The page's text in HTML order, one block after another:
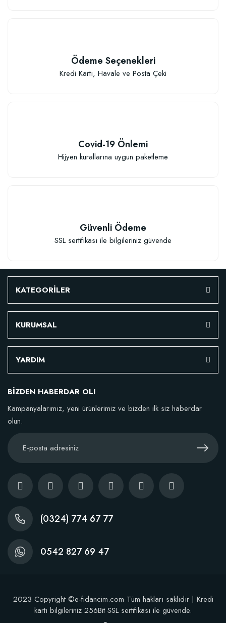
Ödeme Seçenekleri
Kredi Kartı, Havale ve Posta Çeki
Covid-19 Önlemi
Hijyen kurallarına uygun paketleme
Güvenli Ödeme
SSL sertifikası ile bilgileriniz güvende
KATEGORİLER
KURUMSAL
YARDIM
BİZDEN HABERDAR OL!
Kampanyalarımız, yeni ürünlerimiz ve bizden ilk siz haberdar
olun.
(0324) 774 67 77
0542 827 69 47
2023 Copyright ©e-fidancim.com Tüm hakları saklıdır | Kredi
kartı bilgileriniz 256Bit SSL sertifikası ile güvende.